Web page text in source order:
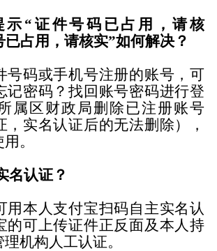
示“证件号码已占用，请核
已占用，请核实”如何解决？
号码或手机号注册的账号，可
记密码？找回账号密码进行登
属 区财政局删除已注册账号
，实名认证后的无法删除），
。
名认证？
用本人支付宝扫码自主实名认
的可上传证件正反面及本人持
机构人工认证。